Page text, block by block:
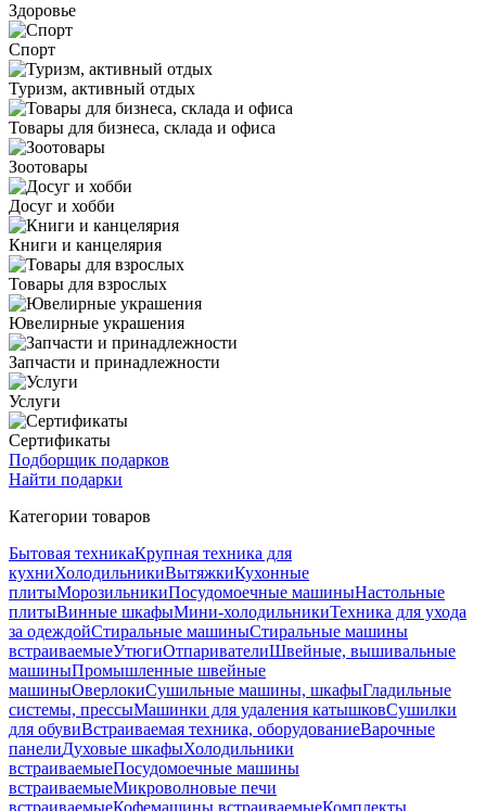
Здоровье
Спорт
Туризм, активный отдых
Товары для бизнеса, склада и офиса
Зоотовары
Досуг и хобби
Книги и канцелярия
Товары для взрослых
Ювелирные украшения
Запчасти и принадлежности
Услуги
Сертификаты
Подборщик подарков
Найти подарки
Категории товаров
Бытовая техникаКрупная техника для
кухниХолодильникиВытяжкиКухонные
плитыМорозильникиПосудомоечные машиныНастольные
плитыВинные шкафыМини-холодильникиТехника для ухода
за одеждойСтиральные машиныСтиральные машины
встраиваемыеУтюгиОтпаривателиШвейные, вышивальные
машиныПромышленные швейные
машиныОверлокиСушильные машины, шкафыГладильные
системы, прессыМашинки для удаления катышковСушилки
для обувиВстраиваемая техника, оборудованиеВарочные
панелиДуховые шкафыХолодильники
встраиваемыеПосудомоечные машины
встраиваемыеМикроволновые печи
встраиваемыеКофемашины встраиваемыеКомплекты